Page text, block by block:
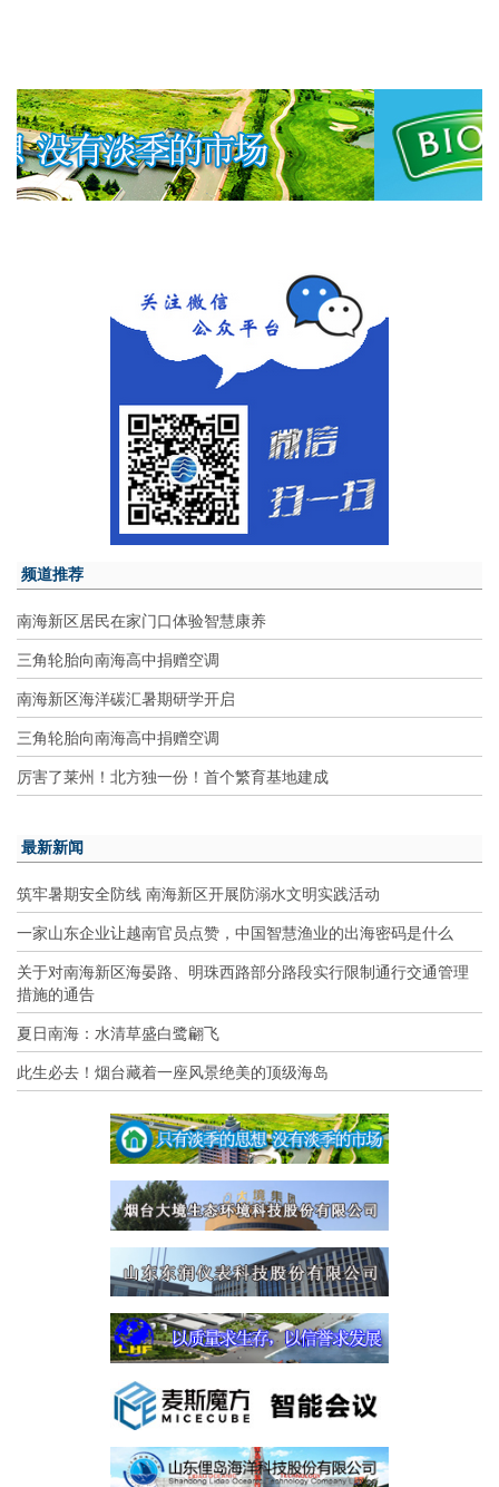
频道推荐
南海新区居民在家门口体验智慧康养
三角轮胎向南海高中捐赠空调
南海新区海洋碳汇暑期研学开启
三角轮胎向南海高中捐赠空调
厉害了莱州！北方独一份！首个繁育基地建成
最新新闻
筑牢暑期安全防线 南海新区开展防溺水文明实践活动
一家山东企业让越南官员点赞，中国智慧渔业的出海密码是什么
关于对南海新区海晏路、明珠西路部分路段实行限制通行交通管理
措施的通告
夏日南海：水清草盛白鹭翩飞
此生必去！烟台藏着一座风景绝美的顶级海岛